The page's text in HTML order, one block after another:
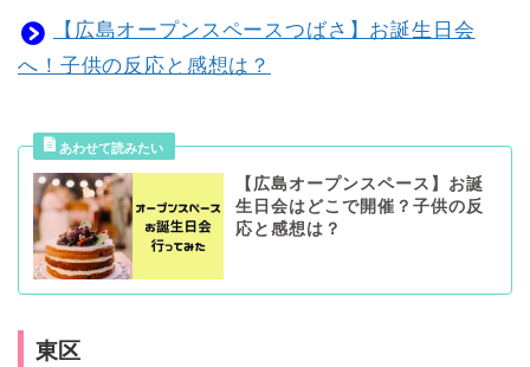
【広島オープンスペースつばさ】お誕生日会
へ！子供の反応と感想は？
【広島オープンスペース】お誕
生日会はどこで開催？子供の反
応と感想は？
東区